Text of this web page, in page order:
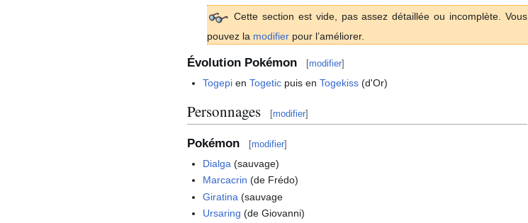
Cette section est vide, pas assez détaillée ou incomplète. Vous
pouvez la modifier pour l’améliorer.
Évolution Pokémon [modifier]
Togepi enTogetic puis enTogekiss (d'Or)
Personnages [modifier]
Pokémon [modifier]
Dialga (sauvage)
Marcacrin (de Frédo)
Giratina (sauvage
Ursaring (de Giovanni)